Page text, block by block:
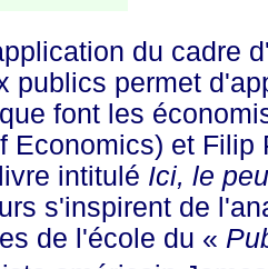
du cadre
publics permet
font les
Economics) et Filip
intitulé Ici, le
s'inspirent de
de l'école du « Pu